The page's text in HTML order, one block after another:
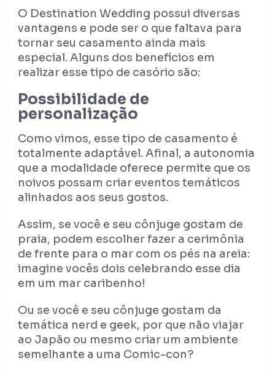
O Destination Wedding possui diversas
vantagens e pode ser o que faltava para
tornar seu casamento ainda mais
especial. Alguns dos benefícios em
realizar esse tipo de casório são:
Possibilidade de
personalização
Como vimos, esse tipo de casamento é
totalmente adaptável. Afinal, a autonomia
que a modalidade oferece permite que os
noivos possam criar eventos temáticos
alinhados aos seus gostos.
Assim, se você e seu cônjuge gostam de
praia, podem escolher fazer a cerimônia
de frente para o mar com os pés na areia:
imagine vocês dois celebrando esse dia
em um mar caribenho!
Ou se você e seu cônjuge gostam da
temática nerd e geek, por que não viajar
ao Japão ou mesmo criar um ambiente
semelhante a uma Comic-con?